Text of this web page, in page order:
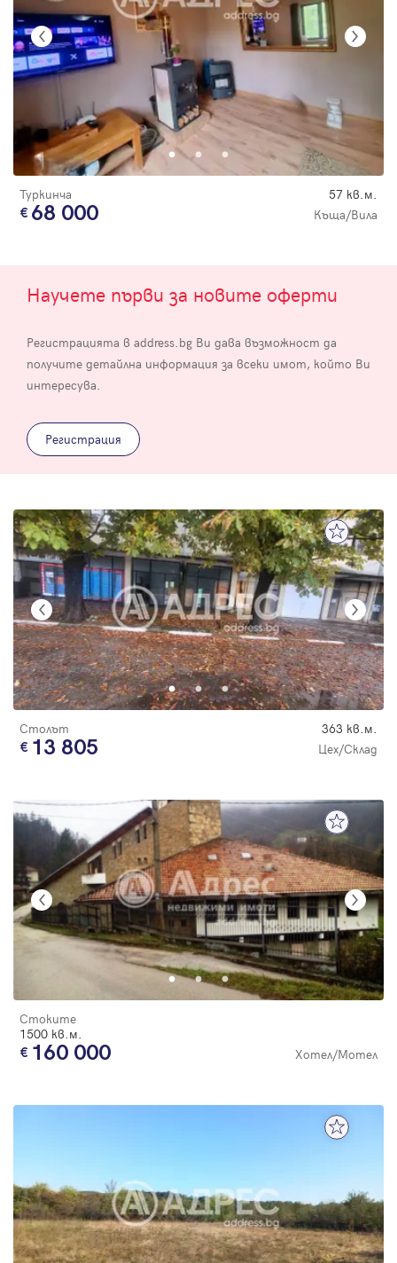
Туркинча 57 кв.м.
68 000 Къща/Вила
Научете първи за новите оферти
Регистрацията в address.bg Ви дава възможност да
получите детайлна информация за всеки имот, който Ви
интересува.
Регистрация
Столът 363 кв.м.
13 805 Цех/Склад
Стоките
1500 кв.м.
160 000 Хотел/Мотел